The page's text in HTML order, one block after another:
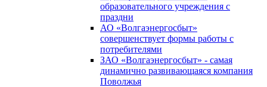
образовательного учреждения с
праздни
АО «Волгаэнергосбыт»
совершенствует формы работы с
потребителями
ЗАО «Волгаэнергосбыт» - самая
динамично развивающаяся компания
Поволжья